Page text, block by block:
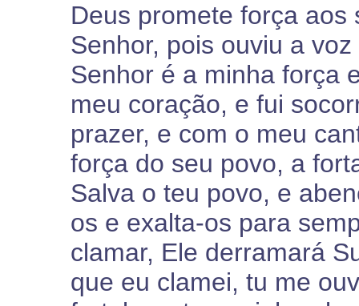
Deus promete força aos
Senhor, pois ouviu a
Senhor é a minha força
meu coração, e fui
prazer, e com o meu
força do seu povo, a
Salva o teu povo, e
os e exalta-os para
clamar, Ele derramará
que eu clamei, tu me